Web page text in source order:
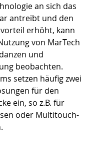
an sich das
antreibt und den
erhöht, kann
von MarTech
und
beobachten.
setzen häufig zwei
für den
ein, so z.B. für
oder Multitouch-